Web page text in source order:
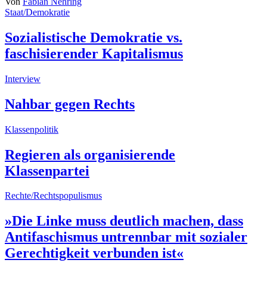
Staat/Demokratie
Sozialistische Demokratie vs.
faschisierender Kapitalismus
Interview
Nahbar gegen Rechts
Klassenpolitik
Regieren als organisierende
Klassenpartei
Rechte/Rechtspopulismus
»Die Linke muss deutlich machen, dass
Antifaschismus untrennbar mit sozialer
Gerechtigkeit verbunden ist«